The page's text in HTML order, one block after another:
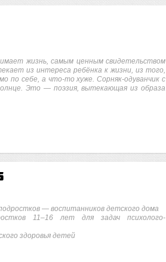
жизнь, самым ценным свидетельством
из интереса ребёнка к жизни, из того,
по себе, а что-то хуже. Сорняк-одуванчик с
Это — поэзия, вытекающая из образа
— воспитанников детского дома
11–16 лет для задач психолого-
здоровья детей